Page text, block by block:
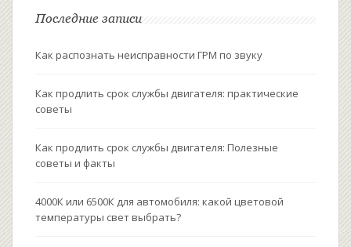
Последние записи
Как распознать неисправности ГРМ по звуку
Как продлить срок службы двигателя: практические
советы
Как продлить срок службы двигателя: Полезные
советы и факты
4000К или 6500К для автомобиля: какой цветовой
температуры свет выбрать?